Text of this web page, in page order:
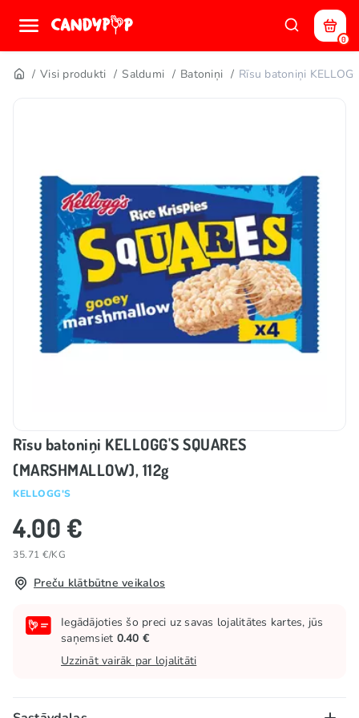
0
Visi produkti Saldumi Batoniņi Rīsu batoniņi
Rīsu batoniņi KELLOGG'S SQUARES
(MARSHMALLOW), 112g
KELLOGG'S
4.00 €
35.71 €/KG
Preču klātbūtne veikalos
Iegādājoties šo preci uz savas lojalitātes kartes, jūs
saņemsiet 0.40 €
Uzzināt vairāk par lojalitāti